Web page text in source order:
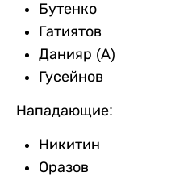
Бутенко
Гатиятов
Данияр (А)
Гусейнов
Нападающие:
Никитин
Оразов